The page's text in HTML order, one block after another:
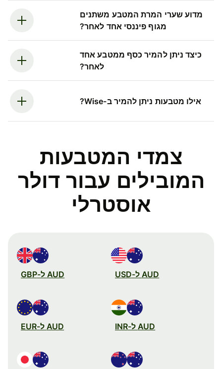
מדוע שערי המרת המטבע משתנים
מגוף פיננסי אחד לאחר?
כיצד ניתן להמיר כסף ממטבע אחד
לאחר?
אילו מטבעות ניתן להמיר ב-Wise?
צמדי המטבעות
המובילים עבור דולר
אוסטרלי
AUD ל-USD AUD ל-GBP
AUD ל-INR AUD ל-EUR